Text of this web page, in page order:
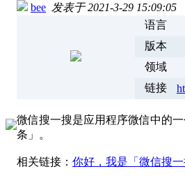
bee 发表于 2021-3-29 15:09:05
语言
版本
领域
链接
微信搜一搜是应用程序微信中的
条」。
相关链接： 你好，我是「微信搜一